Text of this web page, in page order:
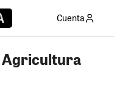
Cuenta
Agricultura